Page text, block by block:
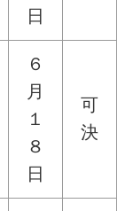
日
６
月
１
８
日
可
決